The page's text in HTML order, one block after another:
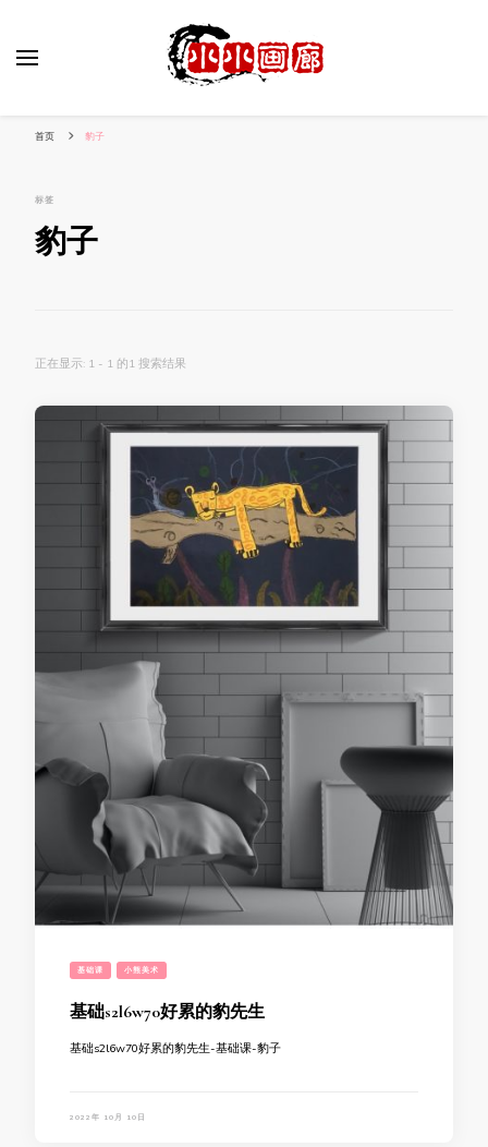
首页 豹子
标签
豹子
正在显示: 1 - 1 的1 搜索结果
基础课 小熊美术
基础s2l6w70好累的豹先生
基础s2l6w70好累的豹先生-基础课-豹子
2022年 10月 10日